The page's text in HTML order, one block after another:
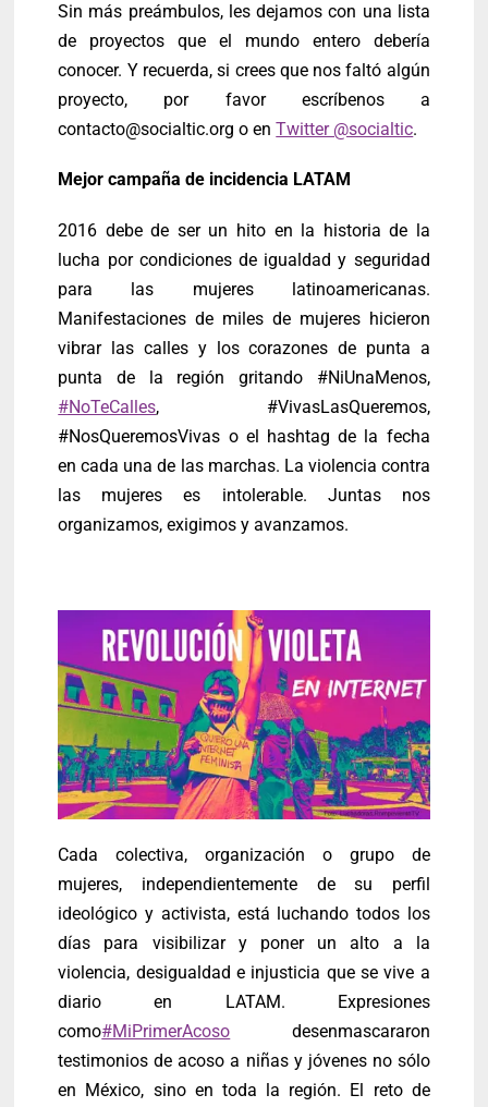
Sin más preámbulos, les dejamos con una lista
de proyectos que el mundo entero debería
conocer. Y recuerda, si crees que nos faltó algún
proyecto, por favor escríbenos a
contacto@socialtic.org o enTwitter @socialtic​.
Mejor campaña de incidencia LATAM
2016 debe de ser un hito en la historia de la
lucha por condiciones de igualdad y seguridad
para las mujeres latinoamericanas.
Manifestaciones de miles de mujeres hicieron
vibrar las calles y los corazones de punta a
punta de la región gritando #NiUnaMenos,
#NoTeCalles, #VivasLasQueremos,
#NosQueremosVivas o el hashtag de la fecha
en cada una de las marchas. La violencia contra
las mujeres es intolerable. Juntas nos
organizamos, exigimos y avanzamos.
Cada colectiva, organización o grupo de
mujeres, independientemente de su perfil
ideológico y activista, está luchando todos los
días para visibilizar y poner un alto a la
violencia, desigualdad e injusticia que se vive a
diario en LATAM. Expresiones
como#MiPrimerAcoso desenmascararon
testimonios de acoso a niñas y jóvenes no sólo
en México, sino en toda la región. El reto de